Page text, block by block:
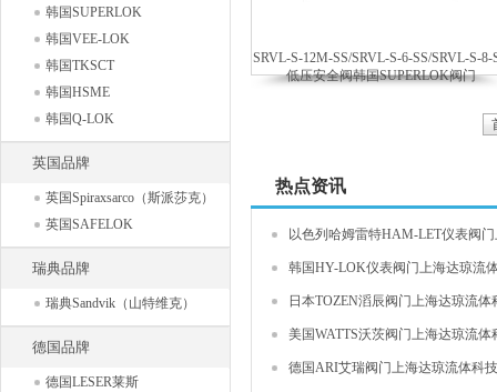
韩国SUPERLOK
韩国VEE-LOK
韩国TKSCT
韩国HSME
韩国Q-LOK
英国品牌
英国Spiraxsarco（斯派莎克）
英国SAFELOK
瑞典品牌
瑞典Sandvik（山特维克）
德国品牌
德国LESER莱斯
SRVL-S-12M-SS/SRVL-S-6-SS/SRVL-S-8-
低压安全阀韩国SUPERLOK阀门
热点资讯
以色列哈姆雷特HAM-LET仪表阀
韩国HY-LOK仪表阀门上海达琼流
日本TOZEN滔辰阀门上海达琼流体
美国WATTS沃茨阀门上海达琼流体
德国ARI艾瑞阀门上海达琼流体科